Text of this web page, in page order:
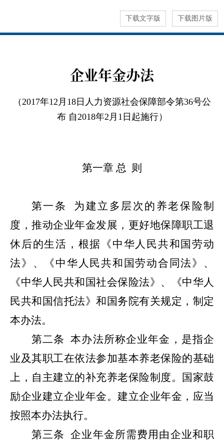
下载文字版 下载图片版
企业年金办法
（2017年12月18日人力资源社会保障部令第36号公
布 自2018年2月1日起施行）
第一章 总 则
第一条
为建立多层次的养老保险制
度，推动企业年金发展，更好地保障职工退
休后的生活，根据《中华人民共和国劳动
法》、《中华人民共和国劳动合同法》、
《中华人民共和国社会保险法》、《中华人
民共和国信托法》和国务院有关规定，制定
本办法。
第二条 本办法所称企业年金，是指企
业及其职工在依法参加基本养老保险的基础
上，自主建立的补充养老保险制度。国家鼓
励企业建立企业年金。建立企业年金，应当
按照本办法执行。
第三条 企业年金所需费用由企业和职